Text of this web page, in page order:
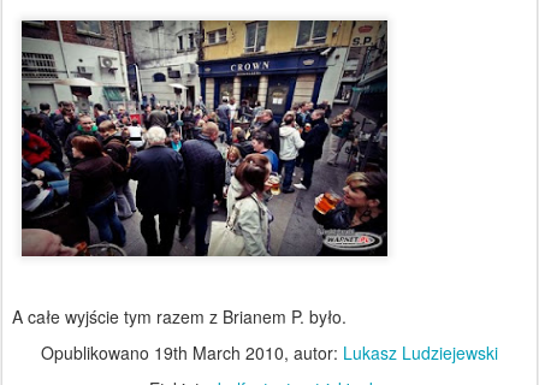
A całe wyjście tym razem z Brianem P. było.
Opublikowano 19th March 2010, autor: Lukasz Ludziejewski